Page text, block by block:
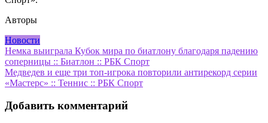
Авторы
Новости
Навигация
по
записям
Немка выиграла Кубок мира по биатлону благодаря падению
соперницы :: Биатлон :: РБК Спорт
Медведев и еще три топ-игрока повторили антирекорд серии
«Мастерс» :: Теннис :: РБК Спорт
Добавить комментарий